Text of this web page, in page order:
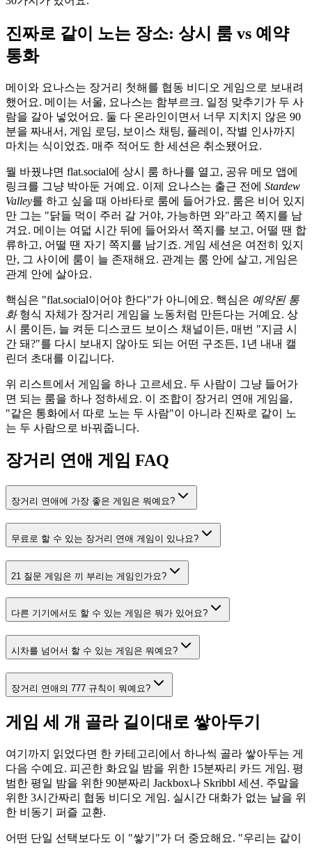
진짜로 같이 노는 장소: 상시 룸 vs 예약
통화
메이와 요나스는 장거리 첫해를 협동 비디오 게임으로 보내려
했어요. 메이는 서울, 요나스는 함부르크. 일정 맞추기가 두 사
람을 갈아 넣었어요. 둘 다 온라인이면서 너무 지치지 않은 90
분을 짜내서, 게임 로딩, 보이스 채팅, 플레이, 작별 인사까지
마치는 식이었죠. 매주 적어도 한 세션은 취소됐어요.
뭘 바꿨냐면 flat.social에 상시 룸 하나를 열고, 공유 메모 앱에
링크를 그냥 박아둔 거예요. 이제 요나스는 출근 전에 Stardew
Valley를 하고 싶을 때 아바타로 룸에 들어가요. 룸은 비어 있지
만 그는 "닭들 먹이 주러 갈 거야, 가능하면 와"라고 쪽지를 남
겨요. 메이는 여덟 시간 뒤에 들어와서 쪽지를 보고, 어떨 땐 합
류하고, 어떨 땐 자기 쪽지를 남기죠. 게임 세션은 여전히 있지
만, 그 사이에 룸이 늘 존재해요. 관계는 룸 안에 살고, 게임은
관계 안에 살아요.
핵심은 "flat.social이어야 한다"가 아니에요. 핵심은 예약된 통
화형식 자체가 장거리 게임을 노동처럼 만든다는 거예요. 상
시 룸이든, 늘 켜둔 디스코드 보이스 채널이든, 매번 "지금 시
간 돼?"를 다시 보내지 않아도 되는 어떤 구조든, 1년 내내 캘
린더 초대를 이깁니다.
위 리스트에서 게임을 하나 고르세요. 두 사람이 그냥 들어가
면 되는 룸을 하나 정하세요. 이 조합이 장거리 연애 게임을,
"같은 통화에서 따로 노는 두 사람"이 아니라 진짜로 같이 노
는 두 사람으로 바꿔줍니다.
장거리 연애 게임 FAQ
장거리 연애에 가장 좋은 게임은 뭐예요?
무료로 할 수 있는 장거리 연애 게임이 있나요?
21 질문 게임은 끼 부리는 게임인가요?
다른 기기에서도 할 수 있는 게임은 뭐가 있어요?
시차를 넘어서 할 수 있는 게임은 뭐예요?
장거리 연애의 777 규칙이 뭐예요?
게임 세 개 골라 길이대로 쌓아두기
여기까지 읽었다면 한 카테고리에서 하나씩 골라 쌓아두는 게
다음 수예요. 피곤한 화요일 밤을 위한 15분짜리 카드 게임. 평
범한 평일 밤을 위한 90분짜리 Jackbox나 Skribbl 세션. 주말을
위한 3시간짜리 협동 비디오 게임. 실시간 대화가 없는 날을 위
한 비동기 퍼즐 교환.
어떤 단일 선택보다도 이 "쌓기"가 더 중요해요. "우리는 같이